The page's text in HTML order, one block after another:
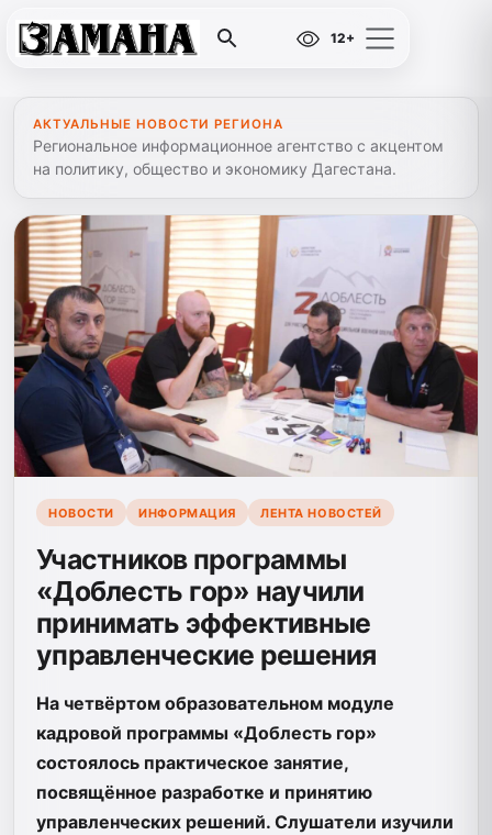
12+
АКТУАЛЬНЫЕ НОВОСТИ РЕГИОНА
Региональное информационное агентство с акцентом
на политику, общество и экономику Дагестана.
НОВОСТИ ИНФОРМАЦИЯ ЛЕНТА НОВОСТЕЙ
Участников программы
«Доблесть гор» научили
принимать эффективные
управленческие решения
На четвёртом образовательном модуле
кадровой программы «Доблесть гор»
состоялось практическое занятие,
посвящённое разработке и принятию
управленческих решений. Слушатели изучили